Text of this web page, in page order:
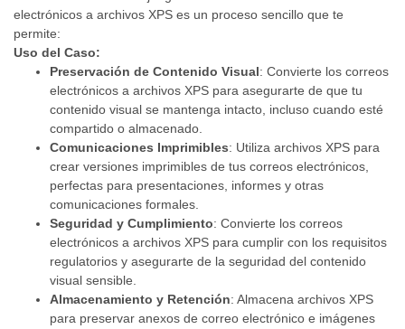
electrónicos a archivos XPS es un proceso sencillo que te
permite:
Uso del Caso:
Preservación de Contenido Visual: Convierte los correos
electrónicos a archivos XPS para asegurarte de que tu
contenido visual se mantenga intacto, incluso cuando esté
compartido o almacenado.
Comunicaciones Imprimibles: Utiliza archivos XPS para
crear versiones imprimibles de tus correos electrónicos,
perfectas para presentaciones, informes y otras
comunicaciones formales.
Seguridad y Cumplimiento: Convierte los correos
electrónicos a archivos XPS para cumplir con los requisitos
regulatorios y asegurarte de la seguridad del contenido
visual sensible.
Almacenamiento y Retención: Almacena archivos XPS
para preservar anexos de correo electrónico e imágenes